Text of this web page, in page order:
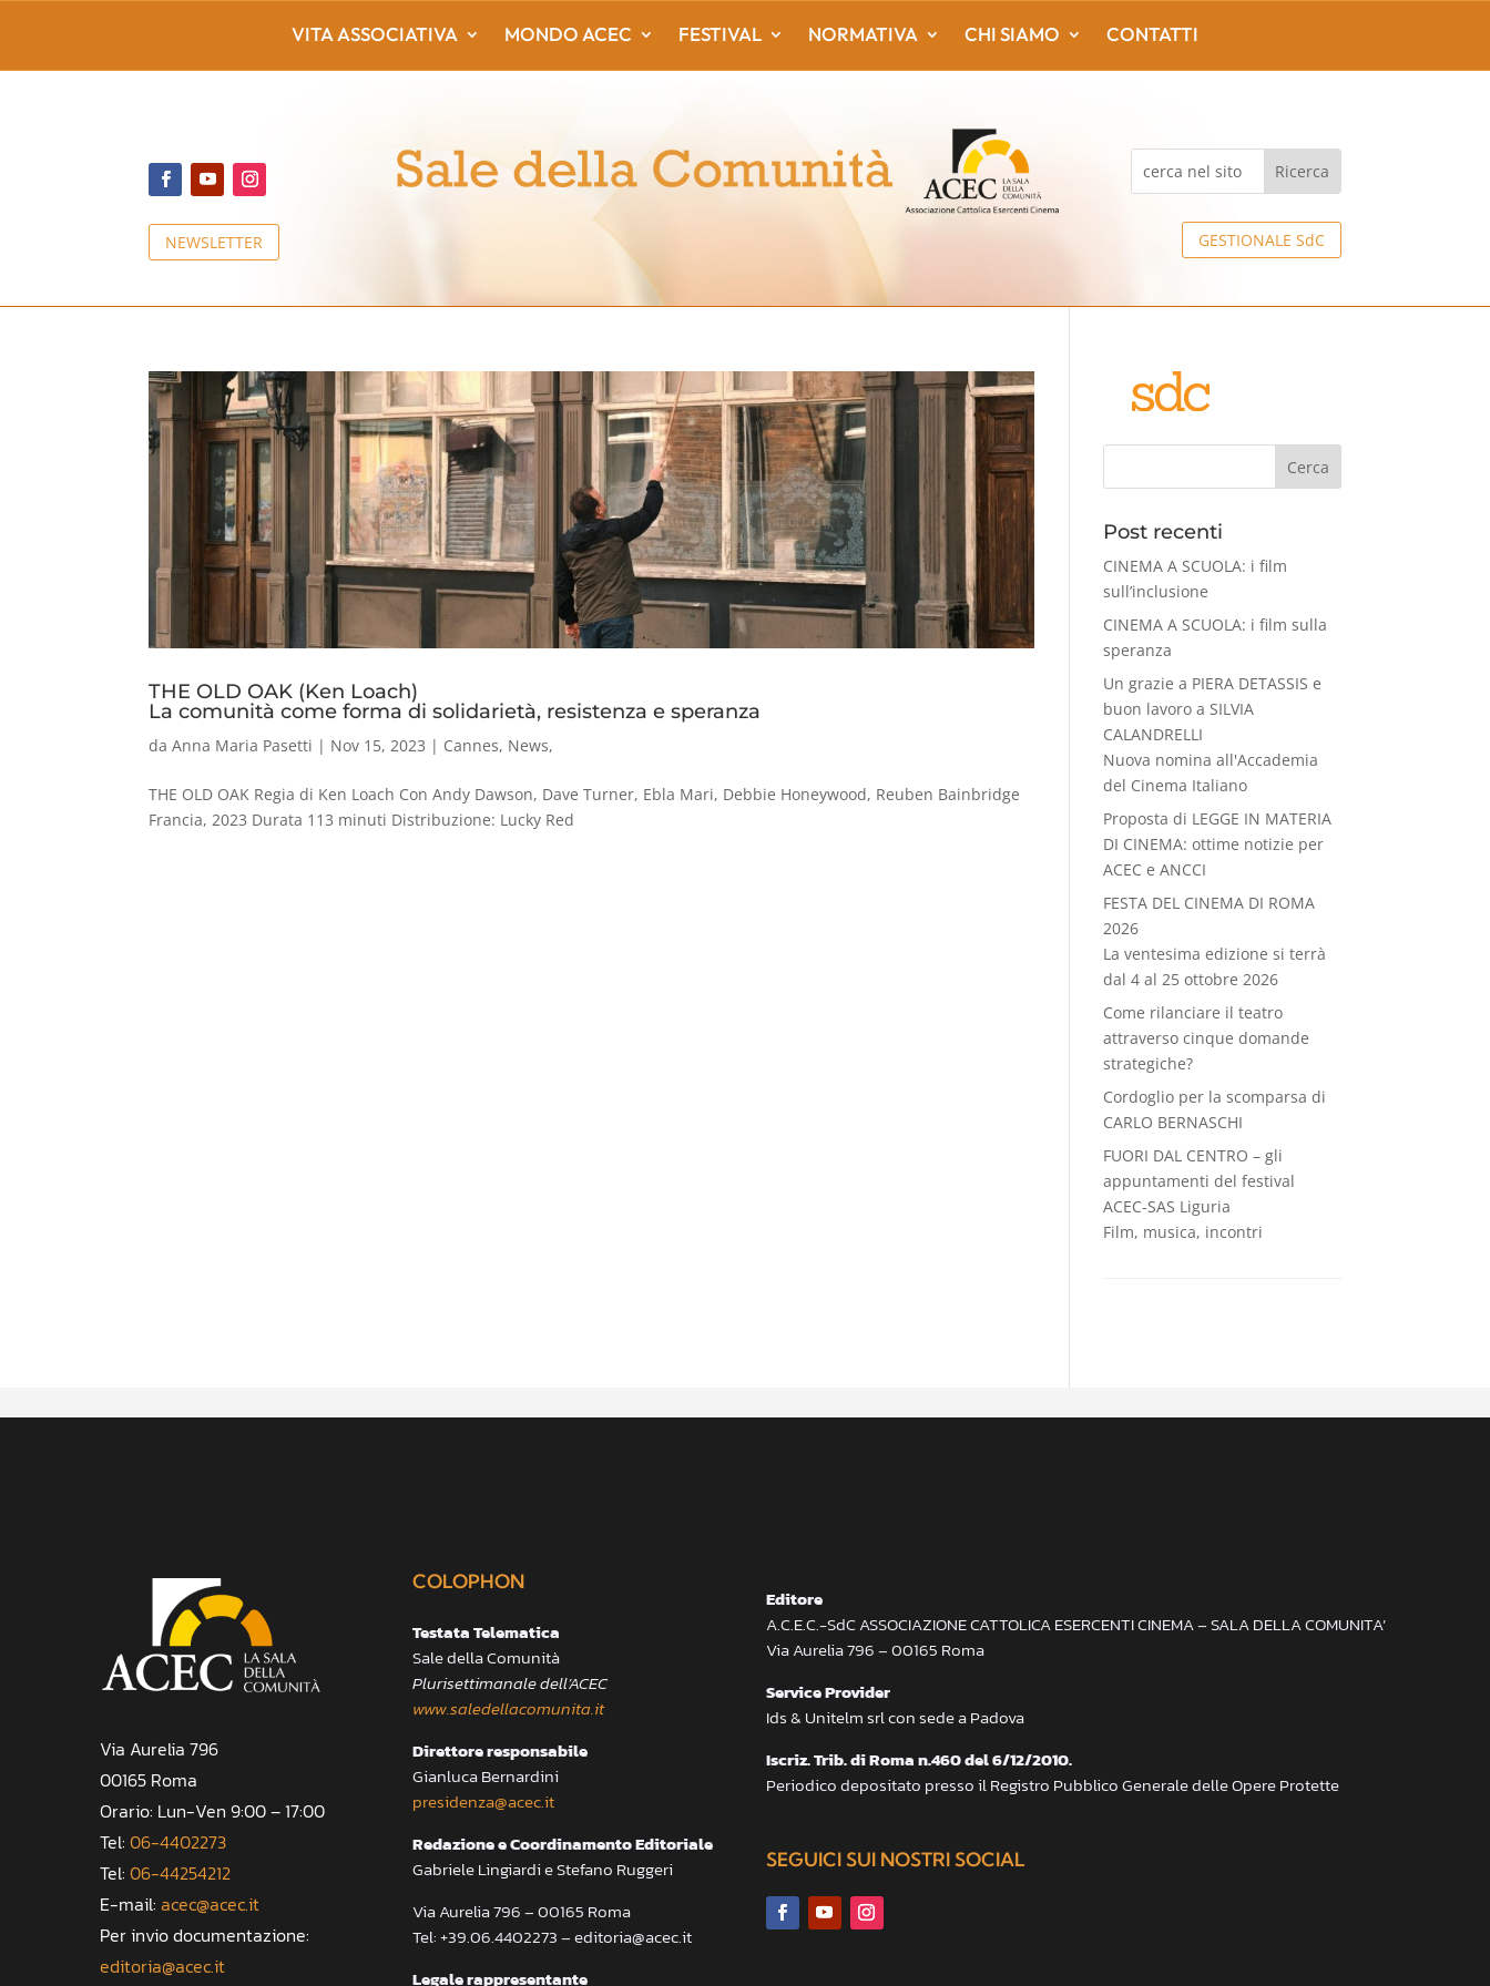
NEWSLETTER GESTIONALE SdC
VITA ASSOCIATIVA MONDO ACEC FESTIVAL NORMATIVA CHI SIAMO CONTATTI
THE OLD OAK (Ken Loach)
La comunità come forma di solidarietà, resistenza e speranza
daAnna Maria Pasetti | Nov 15, 2023 | Cannes, News,
THE OLD OAK Regia di Ken Loach Con Andy Dawson, Dave Turner, Ebla Mari, Debbie Honeywood, Reuben Bainbridge
Francia, 2023 Durata 113 minuti Distribuzione: Lucky Red
Cerca
Post recenti
CINEMA A SCUOLA: i film
sull’inclusione
CINEMA A SCUOLA: i film sulla
speranza
Un grazie a PIERA DETASSIS e
buon lavoro a SILVIA
CALANDRELLI
Nuova nomina all'Accademia
del Cinema Italiano
Proposta di LEGGE IN MATERIA
DI CINEMA: ottime notizie per
ACEC e ANCCI
FESTA DEL CINEMA DI ROMA
2026
La ventesima edizione si terrà
dal 4 al 25 ottobre 2026
Come rilanciare il teatro
attraverso cinque domande
strategiche?
Cordoglio per la scomparsa di
CARLO BERNASCHI
FUORI DAL CENTRO – gli
appuntamenti del festival
ACEC-SAS Liguria
Film, musica, incontri
Via Aurelia 796
00165 Roma
Orario: Lun-Ven 9:00 – 17:00
Tel: 06-4402273
Tel: 06-44254212
E-mail: acec@acec.it
Per invio documentazione:
editoria@acec.it
COLOPHON
Testata Telematica
Sale della Comunità
Plurisettimanale dell’ACEC
www.saledellacomunita.it
Direttore responsabile
Gianluca Bernardini
presidenza@acec.it
Redazione e Coordinamento Editoriale
Gabriele Lingiardi e Stefano Ruggeri
Via Aurelia 796 – 00165 Roma
Tel: +39.06.4402273 – editoria@acec.it
Legale rappresentante
Editore
A.C.E.C.-SdC ASSOCIAZIONE CATTOLICA ESERCENTI CINEMA – SALA DELLA COMUNITA’
Via Aurelia 796 – 00165 Roma
Service Provider
Ids & Unitelm srl con sede a Padova
Iscriz. Trib. di Roma n.460 del 6/12/2010.
Periodico depositato presso il Registro Pubblico Generale delle Opere Protette
SEGUICI SUI NOSTRI SOCIAL